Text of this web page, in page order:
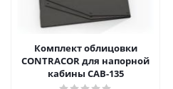
Комплект облицовки
CONTRACOR для напорной
кабины CAB-135